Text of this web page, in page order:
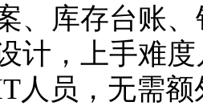
、库存台账
计，上手难
人员，无需